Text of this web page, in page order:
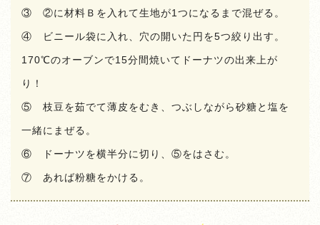
③ ②に材料Ｂを入れて生地が1つになるまで混ぜる。
④ ビニール袋に入れ、穴の開いた円を5つ絞り出す。
170℃のオーブンで15分間焼いてドーナツの出来上が
り！
⑤ 枝豆を茹でて薄皮をむき、つぶしながら砂糖と塩を
一緒にまぜる。
⑥ ドーナツを横半分に切り、⑤をはさむ。
⑦ あれば粉糖をかける。